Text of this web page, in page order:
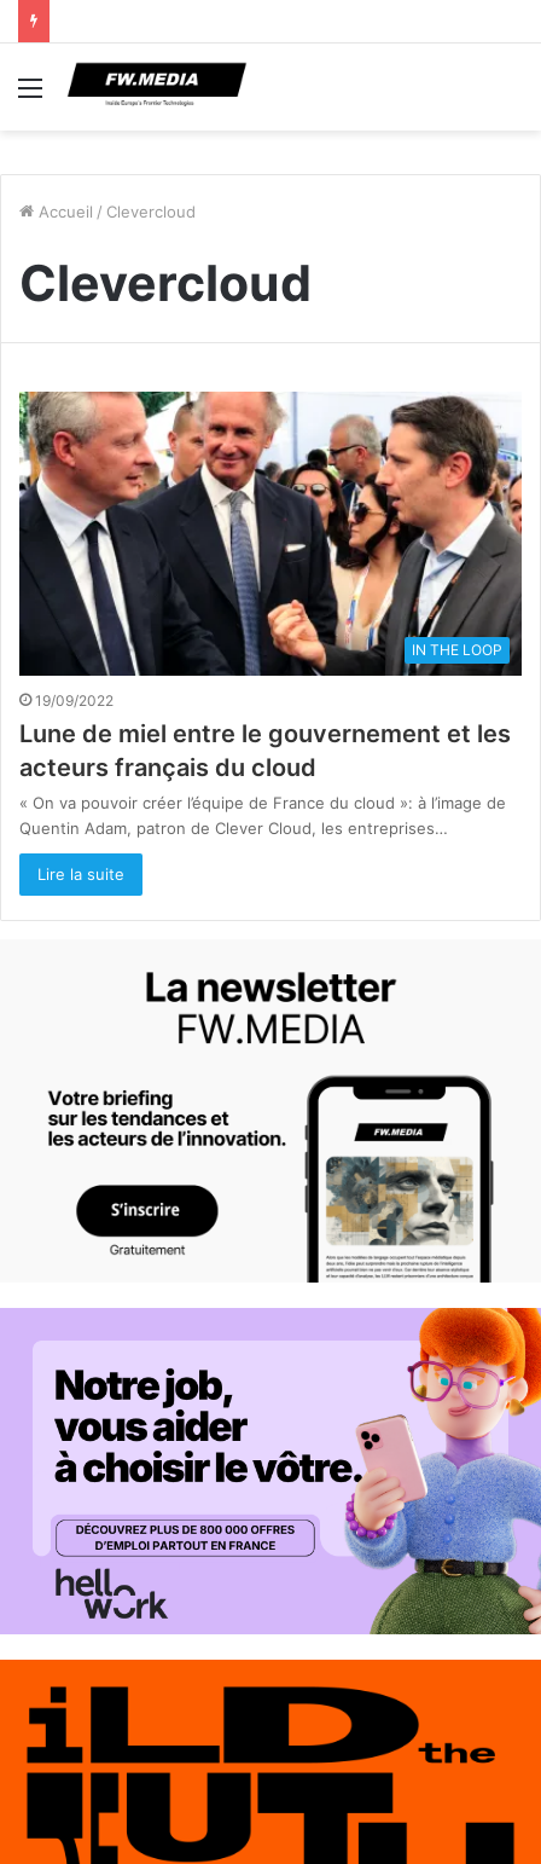
Menu
Accueil / Clevercloud
Clevercloud
IN THE LOOP
19/09/2022
Lune de miel entre le gouvernement et les
acteurs français du cloud
« On va pouvoir créer l’équipe de France du cloud »: à l’image de
Quentin Adam, patron de Clever Cloud, les entreprises…
Lire la suite